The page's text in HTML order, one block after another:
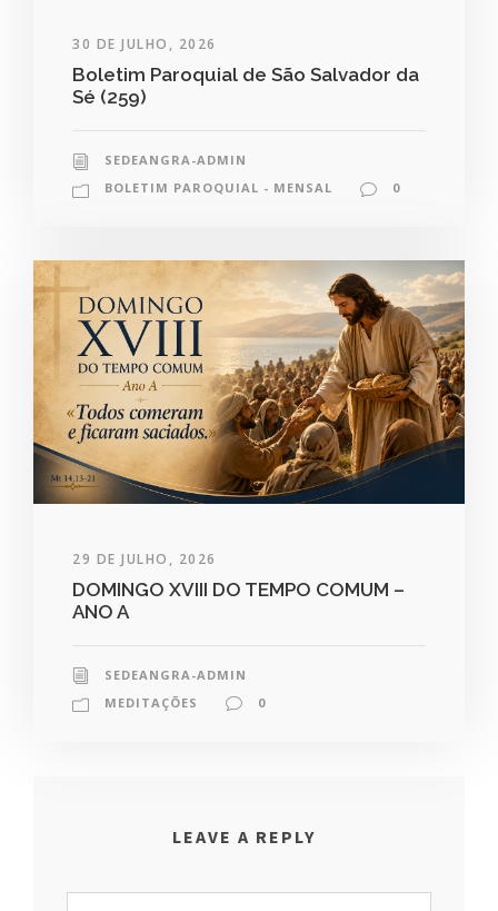
30 DE JULHO, 2026
Boletim Paroquial de São Salvador da
Sé (259)
SEDEANGRA-ADMIN
BOLETIM PAROQUIAL - MENSAL
0
29 DE JULHO, 2026
DOMINGO XVIII DO TEMPO COMUM –
ANO A
SEDEANGRA-ADMIN
MEDITAÇÕES
0
LEAVE A REPLY